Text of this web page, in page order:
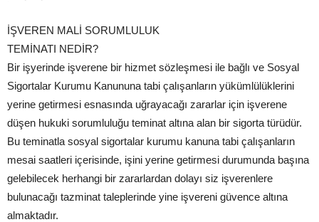
İŞVEREN MALİ SORUMLULUK
TEMİNATI NEDİR?
Bir işyerinde işverene bir hizmet sözleşmesi ile bağlı ve Sosyal
Sigortalar Kurumu Kanununa tabi çalışanların yükümlülüklerini
yerine getirmesi esnasında uğrayacağı zararlar için işverene
düşen hukuki sorumluluğu teminat altına alan bir sigorta türüdür.
Bu teminatla sosyal sigortalar kurumu kanuna tabi çalışanların
mesai saatleri içerisinde, işini yerine getirmesi durumunda başına
gelebilecek herhangi bir zararlardan dolayı siz işverenlere
bulunacağı tazminat taleplerinde yine işvereni güvence altına
almaktadır.